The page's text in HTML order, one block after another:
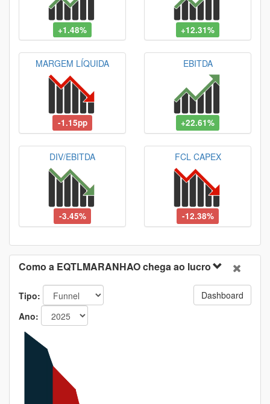
+1.48% +12.31%
MARGEM LÍQUIDA
-1.15pp
EBITDA
+22.61%
DIV/EBITDA
-3.45%
FCL CAPEX
-12.38%
Como a EQTLMARANHAO chega ao lucro
Tipo:
Ano:
Dashboard